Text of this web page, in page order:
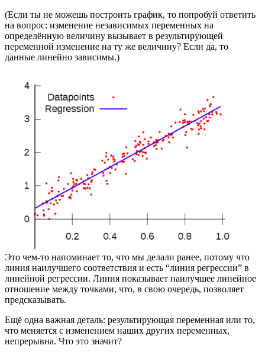
(Если ты не можешь построить график, то попробуй ответить
на вопрос: изменение независимых переменных на
определённую величину вызывает в результирующей
переменной изменение на ту же величину? Если да, то
данные линейно зависимы.)
Это чем-то напоминает то, что мы делали ранее, потому что
линия наилучшего соответствия и есть “линия регрессии” в
линейной регрессии. Линия показывает наилучшее линейное
отношение между точками, что, в свою очередь, позволяет
предсказывать.
Ещё одна важная деталь: результирующая переменная или то,
что меняется с изменением наших других переменных,
непрерывна. Что это значит?